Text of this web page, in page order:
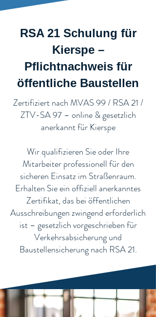
RSA 21 Schulung für
Kierspe –
Pflichtnachweis für
öffentliche Baustellen​
​Zertifiziert nach MVAS 99 / RSA 21 /
ZTV-SA 97 – online & gesetzlich
anerkannt für Kierspe
Wir qualifizieren Sie oder Ihre
Mitarbeiter professionell für den
sicheren Einsatz im Straßenraum.
Erhalten Sie ein offiziell anerkanntes
Zertifikat, das bei öffentlichen
Ausschreibungen zwingend erforderlich
ist – gesetzlich vorgeschrieben für
Verkehrsabsicherung und
Baustellensicherung nach RSA 21.